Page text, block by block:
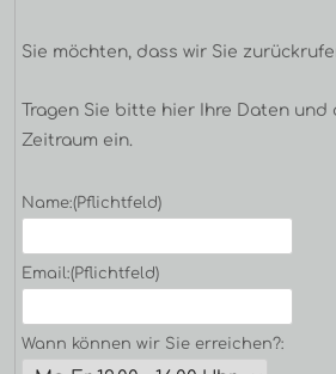
Sie möchten, dass wir Sie
Tragen Sie bitte hier Ihre Daten
Zeitraum ein.
Name:(Pflichtfeld)
Email:(Pflichtfeld)
Wann können wir Sie erreichen?: